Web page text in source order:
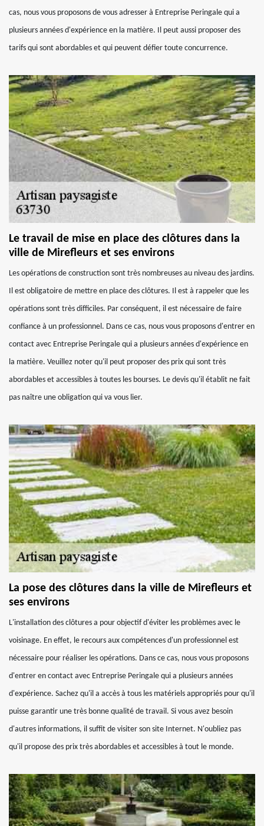
cas, nous vous proposons de vous adresser à Entreprise Peringale qui a
plusieurs années d'expérience en la matière. Il peut aussi proposer des
tarifs qui sont abordables et qui peuvent défier toute concurrence.
Le travail de mise en place des clôtures dans la
ville de Mirefleurs et ses environs
Les opérations de construction sont très nombreuses au niveau des jardins.
Il est obligatoire de mettre en place des clôtures. Il est à rappeler que les
opérations sont très difficiles. Par conséquent, il est nécessaire de faire
confiance à un professionnel. Dans ce cas, nous vous proposons d'entrer en
contact avec Entreprise Peringale qui a plusieurs années d'expérience en
la matière. Veuillez noter qu'il peut proposer des prix qui sont très
abordables et accessibles à toutes les bourses. Le devis qu'il établit ne fait
pas naître une obligation qui va vous lier.
La pose des clôtures dans la ville de Mirefleurs et
ses environs
L'installation des clôtures a pour objectif d'éviter les problèmes avec le
voisinage. En effet, le recours aux compétences d'un professionnel est
nécessaire pour réaliser les opérations. Dans ce cas, nous vous proposons
d'entrer en contact avec Entreprise Peringale qui a plusieurs années
d'expérience. Sachez qu'il a accès à tous les matériels appropriés pour qu'il
puisse garantir une très bonne qualité de travail. Si vous avez besoin
d'autres informations, il suffit de visiter son site Internet. N'oubliez pas
qu'il propose des prix très abordables et accessibles à tout le monde.